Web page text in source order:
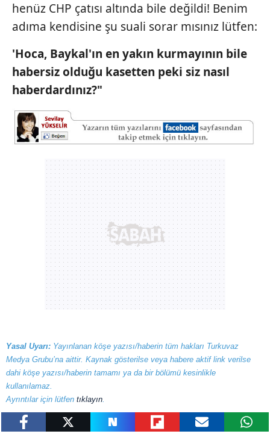
almak için lütfentıklayınız.
henüz CHP çatısı altında bile değildi! Benim
adıma kendisine şu suali sorar mısınız lütfen:
'Hoca, Baykal'ın en yakın kurmayının bile
habersiz olduğu kasetten peki siz nasıl
haberdardınız?"
Yasal Uyarı: Yayınlanan köşe yazısı/haberin tüm hakları Turkuvaz
Medya Grubu’na aittir. Kaynak gösterilse veya habere aktif link verilse
dahi köşe yazısı/haberin tamamı ya da bir bölümü kesinlikle
kullanılamaz.
Ayrıntılar için lütfen tıklayın